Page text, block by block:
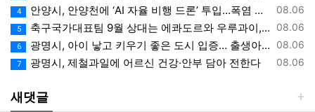
등록일
08.06
4 안양시, 안양천에 ‘AI 자율 비행 드론’ 투입…폭염 속 온열 질환 예방 계도
등록일
08.06
5 축구국가대표팀 9월 상대는 에콰도르와 우루과이, 9.10월 A매치 4연전 상대 모두 확정
등록일
08.06
6 광명시, 아이 낳고 키우기 좋은 도시 입증… 출생아 증가율 경기도 1위
등록일
08.06
7 광명시, 제철과일에 어르신 건강·안부 담아 전한다
새댓글